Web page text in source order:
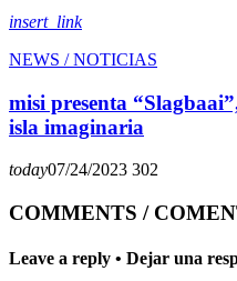
insert_link
NEWS / NOTICIAS
misi presenta
isla imaginaria
today07/24/2023 302
COMMENTS /
Leave a reply • Dejar una